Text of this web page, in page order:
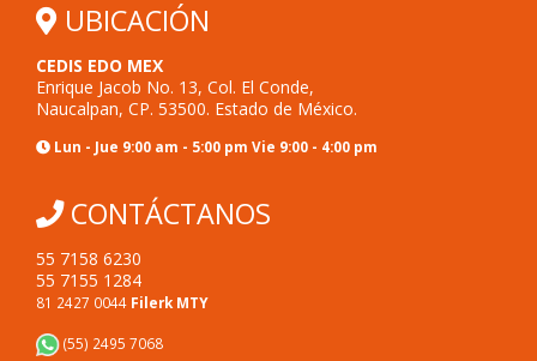
UBICACIÓN
CEDIS EDO MEX
Enrique Jacob No. 13, Col. El Conde,
Naucalpan, CP. 53500. Estado de México.
Lun - Jue 9:00 am - 5:00 pm Vie 9:00 - 4:00 pm
CONTÁCTANOS
55 7158 6230
55 7155 1284
81 2427 0044 Filerk MTY
(55) 2495 7068